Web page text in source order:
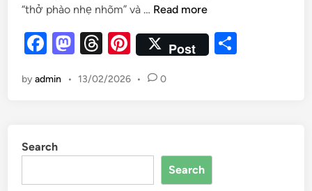
“thở phào nhẹ nhõm” và … Read more
F
c
o
o
M
to
n
T
e
s
Pi
er
Post
byadmin • 13/02/2026 • 0
Search
Search